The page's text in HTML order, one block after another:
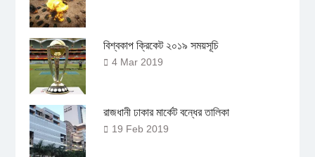
বিশ্বকাপ ক্রিকেট ২০১৯ সময়সূচি
4 Mar 2019
রাজধানী ঢাকার মার্কেট বন্ধের তালিকা
19 Feb 2019